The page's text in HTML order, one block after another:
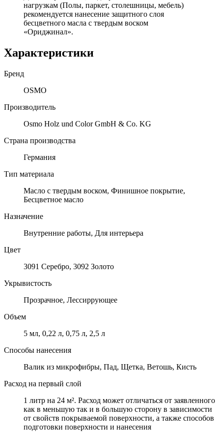
нагрузкам (Полы, паркет, столешницы, мебель)
рекомендуется нанесение защитного слоя
бесцветного масла с твердым воском
«Ориджинал».
Характеристики
Бренд
OSMO
Производитель
Osmo Holz und Color GmbH & Co. KG
Страна производства
Германия
Тип материала
Масло с твердым воском, Финишное покрытие,
Бесцветное масло
Назначение
Внутренние работы, Для интерьера
Цвет
3091 Серебро, 3092 Золото
Укрывистость
Прозрачное, Лессиррующее
Объем
5 мл, 0,22 л, 0,75 л, 2,5 л
Способы нанесения
Валик из микрофибры, Пад, Щетка, Ветошь, Кисть
Расход на первый слой
1 литр на 24 м². Расход может отличаться от заявленного
как в меньшую так и в большую сторону в зависимости
от свойств покрываемой поверхности, а также способов
подготовки поверхности и нанесения